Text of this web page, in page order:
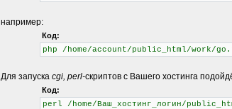
например:
Код:
php /home/account/public_html/work/
Для запуска cgi, perl-скриптов с Вашего хостинга
Код:
perl /home/Ваш_хостинг_логин/